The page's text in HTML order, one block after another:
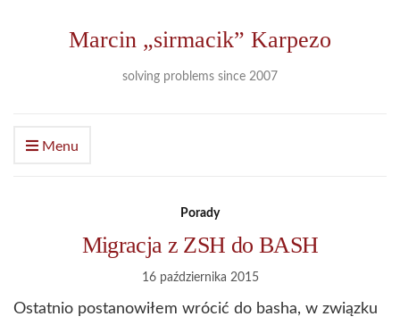
Marcin „sirmacik” Karpezo
solving problems since 2007
Menu
Porady
Migracja z ZSH do BASH
16 października 2015
Ostatnio postanowiłem wrócić do basha, w związku